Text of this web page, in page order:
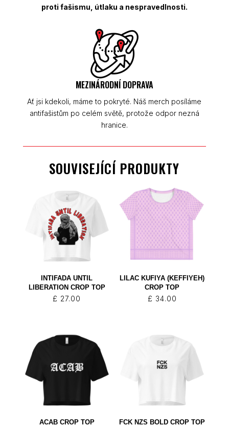
proti fašismu, útlaku a nespravedlnosti.
MEZINÁRODNÍ DOPRAVA
Ať jsi kdekoli, máme to pokryté. Náš merch posíláme
antifašistům po celém světě, protože odpor nezná
hranice.
SOUVISEJÍCÍ PRODUKTY
INTIFADA UNTIL
LIBERATION CROP TOP
£ 27.00
LILAC KUFIYA (KEFFIYEH)
CROP TOP
£ 34.00
ACAB CROP TOP FCK NZS BOLD CROP TOP